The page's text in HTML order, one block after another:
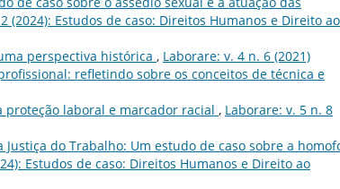
(2024): Estudos de caso: Direitos Humanos e Direito ao
perspectiva histórica , Laborare: v. 4 n. 6 (2021)
refletindo sobre os conceitos de técnica e
proteção laboral e marcador racial , Laborare: v. 5 n. 8
Justiça do Trabalho: Um estudo de caso sobre a
Estudos de caso: Direitos Humanos e Direito ao